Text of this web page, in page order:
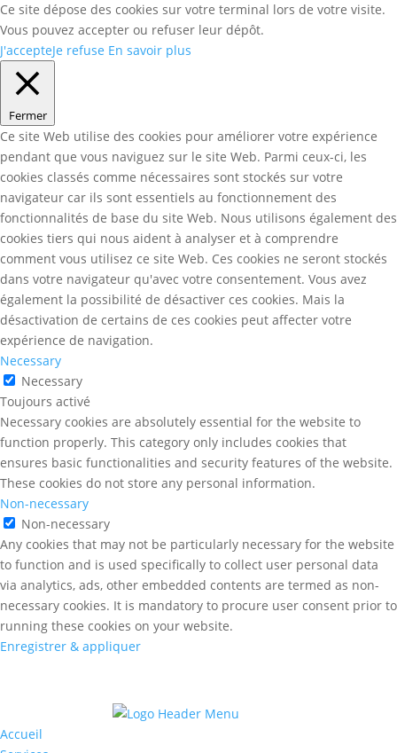
Ce site dépose des cookies sur votre terminal lors de votre visite.
Vous pouvez accepter ou refuser leur dépôt.
J'accepteJe refuse En savoir plus
Fermer
Ce site Web utilise des cookies pour améliorer votre expérience
pendant que vous naviguez sur le site Web. Parmi ceux-ci, les
cookies classés comme nécessaires sont stockés sur votre
navigateur car ils sont essentiels au fonctionnement des
fonctionnalités de base du site Web. Nous utilisons également des
cookies tiers qui nous aident à analyser et à comprendre
comment vous utilisez ce site Web. Ces cookies ne seront stockés
dans votre navigateur qu'avec votre consentement. Vous avez
également la possibilité de désactiver ces cookies. Mais la
désactivation de certains de ces cookies peut affecter votre
expérience de navigation.
Necessary
Necessary
Toujours activé
Necessary cookies are absolutely essential for the website to
function properly. This category only includes cookies that
ensures basic functionalities and security features of the website.
These cookies do not store any personal information.
Non-necessary
Non-necessary
Any cookies that may not be particularly necessary for the website
to function and is used specifically to collect user personal data
via analytics, ads, other embedded contents are termed as non-
necessary cookies. It is mandatory to procure user consent prior to
running these cookies on your website.
Enregistrer & appliquer
Accueil